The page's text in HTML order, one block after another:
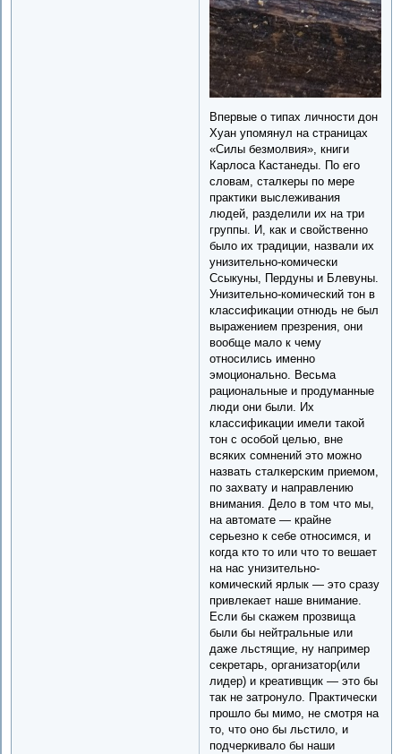
Впервые о типах личности дон
Хуан упомянул на страницах
«Силы безмолвия», книги
Карлоса Кастанеды. По его
словам, сталкеры по мере
практики выслеживания
людей, разделили их на три
группы. И, как и свойственно
было их традиции, назвали их
унизительно-комически
Ссыкуны, Пердуны и Блевуны.
Унизительно-комический тон в
классификации отнюдь не был
выражением презрения, они
вообще мало к чему
относились именно
эмоционально. Весьма
рациональные и продуманные
люди они были. Их
классификации имели такой
тон с особой целью, вне
всяких сомнений это можно
назвать сталкерским приемом,
по захвату и направлению
внимания. Дело в том что мы,
на автомате — крайне
серьезно к себе относимся, и
когда кто то или что то вешает
на нас унизительно-
комический ярлык — это сразу
привлекает наше внимание.
Если бы скажем прозвища
были бы нейтральные или
даже льстящие, ну например
секретарь, организатор(или
лидер) и креативщик — это бы
так не затронуло. Практически
прошло бы мимо, не смотря на
то, что оно бы льстило, и
подчеркивало бы наши